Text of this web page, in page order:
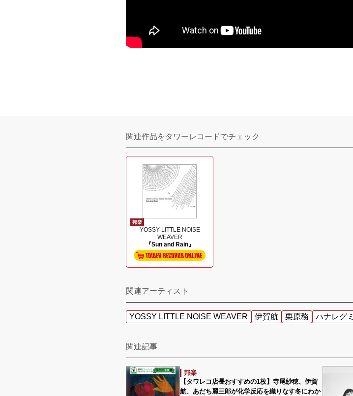
関連作品をタワーレコードでチェック
邦楽
YOSSY LITTLE NOISE
WEAVER
『Sun and Rain』
関連アーティスト
YOSSY LITTLE NOISE WEAVER 伊賀航 栗原務 ハナレグミ
関連記事
邦楽
【タワレコ店長おすすめの1枚】寺尾紗穂、伊賀
航、あだち麗三郎が化学反応を織りなす冬にわか